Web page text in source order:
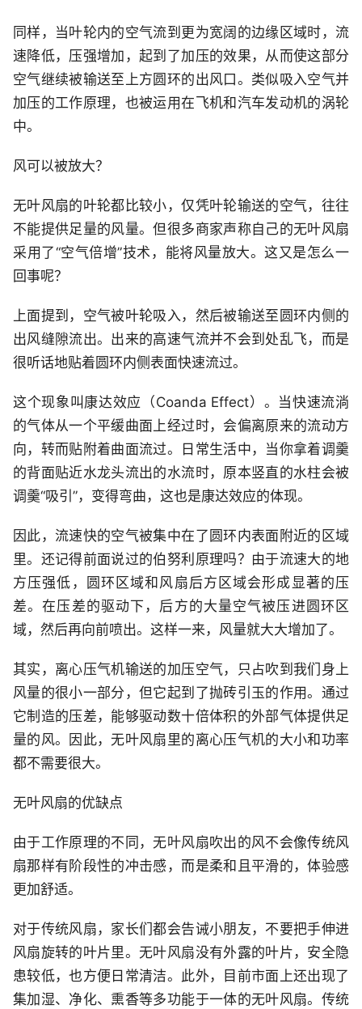
同样，当叶轮内的空气流到更为宽阔的边缘区域时，流
速降低，压强增加，起到了加压的效果，从而使这部分
空气继续被输送至上方圆环的出风口。类似吸入空气并
加压的工作原理，也被运用在飞机和汽车发动机的涡轮
中。
风可以被放大？
无叶风扇的叶轮都比较小，仅凭叶轮输送的空气，往往
不能提供足量的风量。但很多商家声称自己的无叶风扇
采用了“空气倍增”技术，能将风量放大。这又是怎么一
回事呢？
上面提到，空气被叶轮吸入，然后被输送至圆环内侧的
出风缝隙流出。出来的高速气流并不会到处乱飞，而是
很听话地贴着圆环内侧表面快速流过。
这个现象叫康达效应（Coanda Effect）。当快速流淌
的气体从一个平缓曲面上经过时，会偏离原来的流动方
向，转而贴附着曲面流过。日常生活中，当你拿着调羹
的背面贴近水龙头流出的水流时，原本竖直的水柱会被
调羹“吸引”，变得弯曲，这也是康达效应的体现。
因此，流速快的空气被集中在了圆环内表面附近的区域
里。还记得前面说过的伯努利原理吗？由于流速大的地
方压强低，圆环区域和风扇后方区域会形成显著的压
差。在压差的驱动下，后方的大量空气被压进圆环区
域，然后再向前喷出。这样一来，风量就大大增加了。
其实，离心压气机输送的加压空气，只占吹到我们身上
风量的很小一部分，但它起到了抛砖引玉的作用。通过
它制造的压差，能够驱动数十倍体积的外部气体提供足
量的风。因此，无叶风扇里的离心压气机的大小和功率
都不需要很大。
无叶风扇的优缺点
由于工作原理的不同，无叶风扇吹出的风不会像传统风
扇那样有阶段性的冲击感，而是柔和且平滑的，体验感
更加舒适。
对于传统风扇，家长们都会告诫小朋友，不要把手伸进
风扇旋转的叶片里。无叶风扇没有外露的叶片，安全隐
患较低，也方便日常清洁。此外，目前市面上还出现了
集加湿、净化、熏香等多功能于一体的无叶风扇。传统